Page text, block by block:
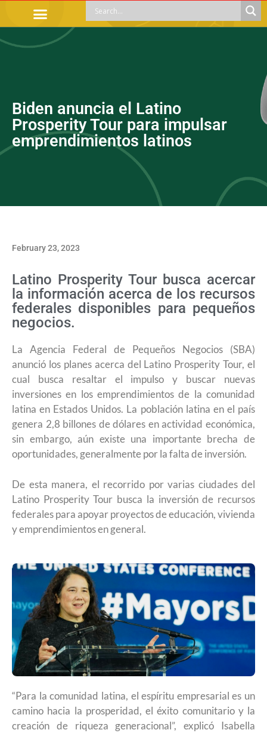
Biden anuncia el Latino
Prosperity Tour para impulsar
emprendimientos latinos
February 23, 2023
Latino Prosperity Tour busca acercar
la información acerca de los recursos
federales disponibles para pequeños
negocios.
La Agencia Federal de Pequeños Negocios (SBA)
anunció los planes acerca del Latino Prosperity Tour, el
cual busca resaltar el impulso y buscar nuevas
inversiones en los emprendimientos de la comunidad
latina en Estados Unidos. La población latina en el país
genera 2,8 billones de dólares en actividad económica,
sin embargo, aún existe una importante brecha de
oportunidades, generalmente por la falta de inversión.
De esta manera, el recorrido por varias ciudades del
Latino Prosperity Tour busca la inversión de recursos
federales para apoyar proyectos de educación, vivienda
y emprendimientos en general.
“Para la comunidad latina, el espíritu empresarial es un
camino hacia la prosperidad, el éxito comunitario y la
creación de riqueza generacional”, explicó Isabella